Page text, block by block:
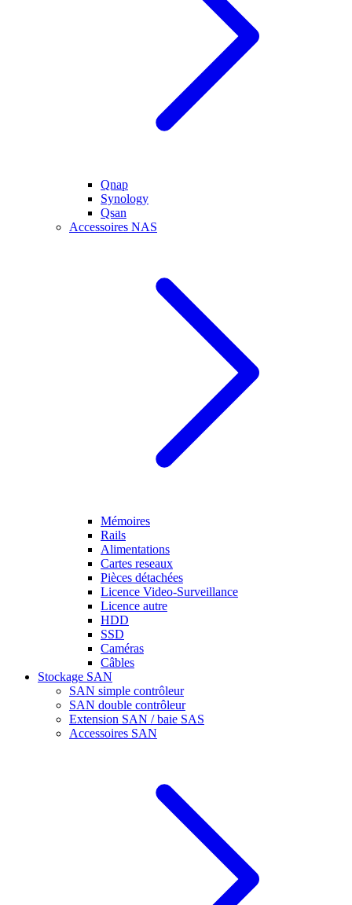
Qnap
Synology
Qsan
Accessoires NAS
Mémoires
Rails
Alimentations
Cartes reseaux
Pièces détachées
Licence Video-Surveillance
Licence autre
HDD
SSD
Caméras
Câbles
Stockage SAN
SAN simple contrôleur
SAN double contrôleur
Extension SAN / baie SAS
Accessoires SAN